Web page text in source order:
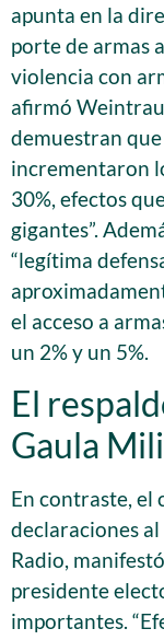
apunta en la
porte de armas
violencia con
afirmó
demuestran
incrementaron
30%, efectos
gigantes”.
“legítima
el acceso a
un 2% y un 5%.
El
Gaula
En contraste, el
declaraciones
Radio,
presidente
importantes.